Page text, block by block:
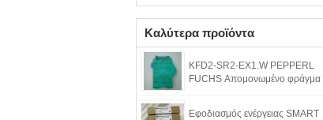
Καλύτερα προϊόντα
KFD2-SR2-EX1.W PEPPERL
FUCHS Απομονωμένο φράγμα
Εφοδιασμός ενέργειας SMART